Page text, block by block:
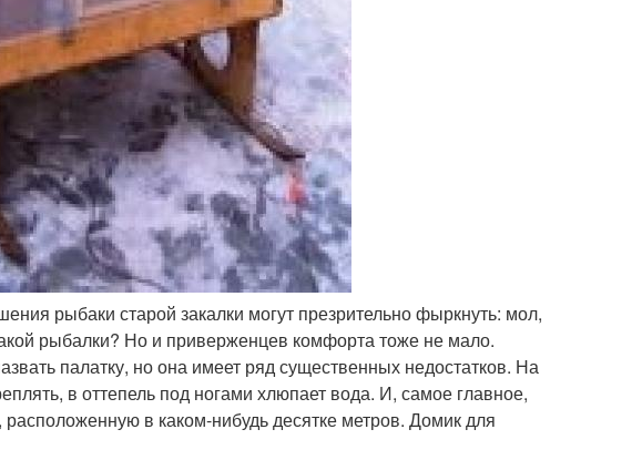
рыбаки старой закалки могут презрительно фыркнуть: мол,
рыбалки? Но и приверженцев комфорта тоже не мало.
палатку, но она имеет ряд существенных недостатков. На
в оттепель под ногами хлюпает вода. И, самое главное,
в каком-нибудь десятке метров. Домик для